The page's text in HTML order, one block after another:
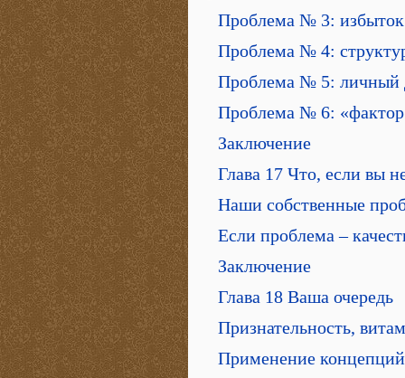
Проблема № 3:
Проблема № 4:
Проблема № 5: личный
Проблема № 6: «фактор
Заключение
Глава 17 Что, если вы
Наши собственные
Если проблема –
Заключение
Глава 18 Ваша очередь
Признательность,
Применение концепций